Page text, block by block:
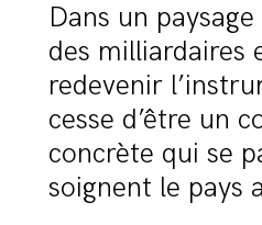
Dans un
des milliardaires
redevenir
cesse d’être un
concrète qui se
soignent le pays